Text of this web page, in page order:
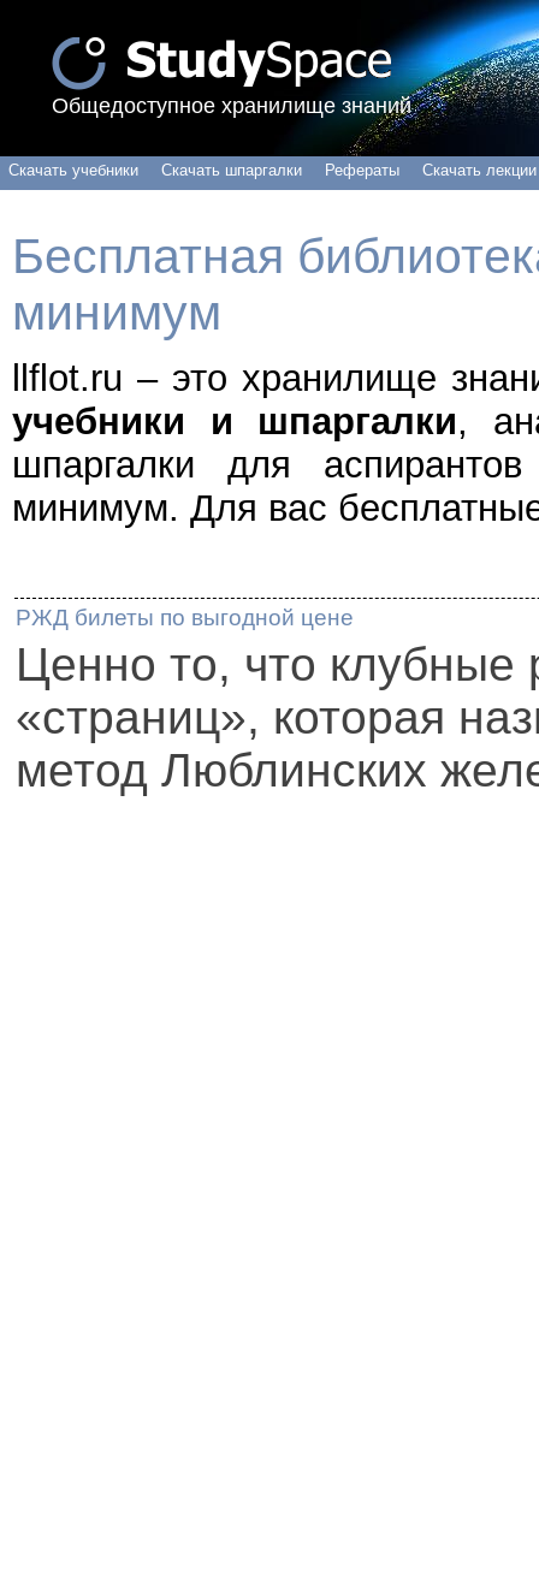
Общедоступное хранилище знаний
Скачать учебники Скачать шпаргалки Рефераты Скачать лекции
Бесплатная
минимум
llflot.ru – это хранилище
учебники и шпаргалки,
шпаргалки для
минимум. Для вас
РЖД билеты по выгодной цене
Ценно то, что клубные
«страниц», которая
метод Люблинских